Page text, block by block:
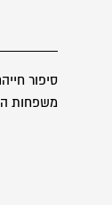
סיפור
משפחות